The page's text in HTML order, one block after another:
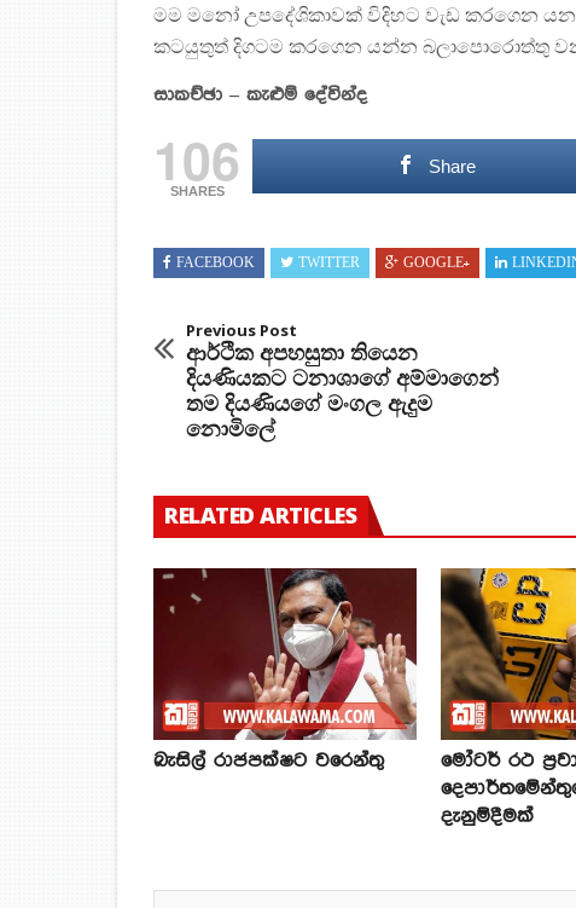
මම මනෝ උපදේශිකාවක් විදිහට වැඩ කරගෙන
කටයුතුත් දිගටම කරගෙන යන්න බලාපොරොත්තු
සාකච්ඡා – කැළුම් දේවින්ද
106
SHARES
Share
FACEBOOK TWITTER GOOGLE+
Previous Post
ආර්ථික අපහසුතා තියෙන
දියණියකට ටනාශාගේ අම්මාගෙන්
තම දියණියගේ මංගල ඇදුම
නොමිලේ
RELATED ARTICLES
බැසිල් රාජපක්ෂට වරෙන්තු
මෝටර් රථ
දැනුම්දීමක්